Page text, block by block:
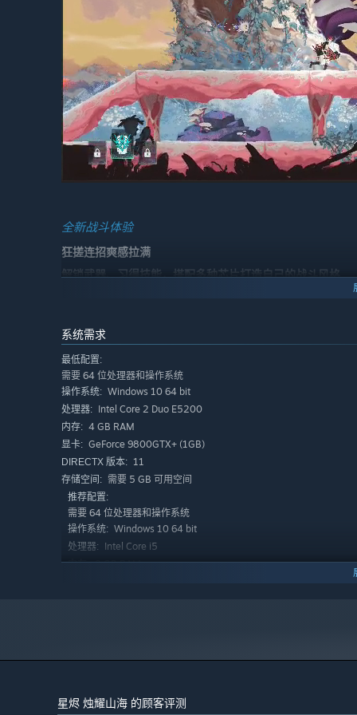
全新战斗体验
狂搓连招爽感拉满
解锁武器、习得技能，搭配多种芯片打造自己的战斗风格
探索不同的地形
系统需求
最低配置:
需要 64 位处理器和操作系统
操作系统: Windows 10 64 bit
处理器: Intel Core 2 Duo E5200
内存: 4 GB RAM
显卡: GeForce 9800GTX+ (1GB)
DIRECTX 版本: 11
存储空间: 需要 5 GB 可用空间
推荐配置:
需要 64 位处理器和操作系统
操作系统: Windows 10 64 bit
处理器: Intel Core i5
内存: 8 GB RAM
星烬 烛耀山海 的顾客评测